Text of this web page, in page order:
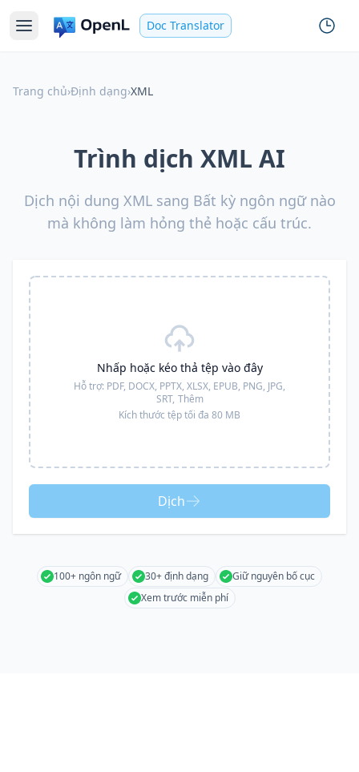
Doc Translator
Trang chủ›Định dạng›XML
Trình dịch XML AI
Dịch nội dung XML sang Bất kỳ ngôn ngữ nào
mà không làm hỏng thẻ hoặc cấu trúc.
Nhấp hoặc kéo thả tệp vào đây
Hỗ trợ: PDF, DOCX, PPTX, XLSX, EPUB, PNG, JPG,
SRT, Thêm
Kích thước tệp tối đa 80 MB
Dịch
100+ ngôn ngữ 30+ định dạng
Giữ nguyên bố cục
Xem trước miễn phí